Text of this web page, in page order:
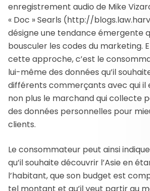
enregistrement audio de Mike
« Doc » Searls (http://
désigne une tendance émergente
bousculer les codes du marketing.
cette approche, c’est le
lui-même des données qu’il
différents commerçants avec qui il
non plus le marchand qui collecte
des données personnelles pour
clients.
Le consommateur peut ainsi
qu’il souhaite découvrir l’Asie en
l’habitant, que son budget est
tel montant et qu’il veut partir au